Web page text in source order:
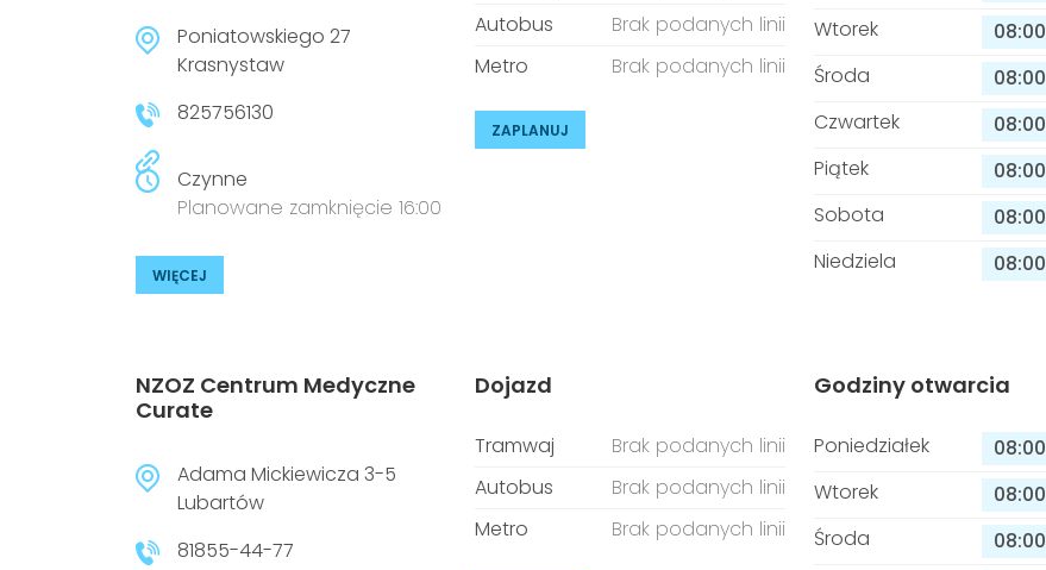
Poniatowskiego 27
Krasnystaw
825756130
Czynne
Planowane zamknięcie 16:00
WIĘCEJ
Autobus
Brak podanych linii
Metro
Brak podanych linii
ZAPLANUJ
Wtorek
08:00
Środa
08:00
Czwartek
08:00
Piątek
08:00
Sobota
08:00
Niedziela
08:00
NZOZ Centrum Medyczne
Curate
Adama Mickiewicza 3-5
Lubartów
81855-44-77
Dojazd
Tramwaj
Brak podanych linii
Autobus
Brak podanych linii
Metro
Brak podanych linii
Godziny otwarcia
Poniedziałek 08:00
Wtorek
08:00
Środa
08:00